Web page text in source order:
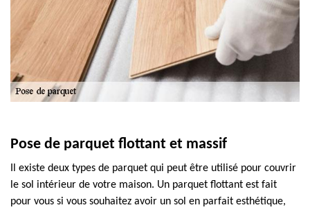
Pose de parquet flottant et massif
Il existe deux types de parquet qui peut être utilisé pour couvrir
le sol intérieur de votre maison. Un parquet flottant est fait
pour vous si vous souhaitez avoir un sol en parfait esthétique,